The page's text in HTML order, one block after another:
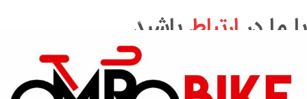
با ما در ارتباط باشید